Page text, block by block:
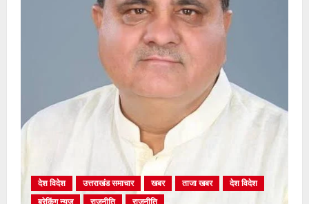
देश विदेश उत्तराखंड समाचार खबर ताजा खबर
देश विदेश